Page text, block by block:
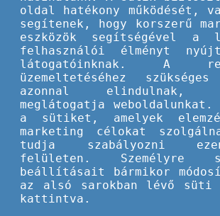
Az Europass idén
eredményeire.
Az Europass lehetőséget
képesítéseit és
szakképzettségről szóló
oldal hatékony működését,
segítenek, hogy korszerű
eszközök segítségével a
felhasználói élményt
látogatóinknak. A
üzemeltetéséhez
azonnal elindulnak,
meglátogatja weboldalunkat.
a sütiket, amelyek
marketing célokat
tudja szabályozni
felületen. Személyre
beállításait bármikor
az alsó sarokban lévő süti
kattintva.